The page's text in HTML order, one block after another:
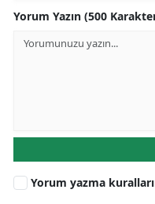
Yorum Yazın (500
Yorum yazma